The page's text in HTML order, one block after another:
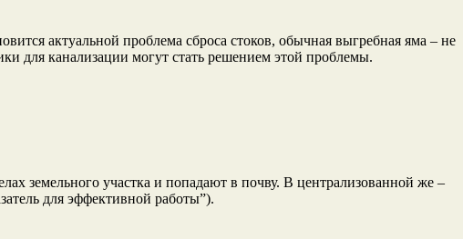
актуальной проблема сброса стоков, обычная выгребная яма – не
для канализации могут стать решением этой проблемы.
земельного участка и попадают в почву. В централизованной же –
для эффективной работы”).